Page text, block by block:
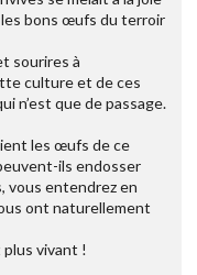
les bons œufs du terroir
sourires à
culture et de ces
n’est que de passage.
les œufs de ce
ils endosser
vous entendrez en
ont naturellement
vivant !